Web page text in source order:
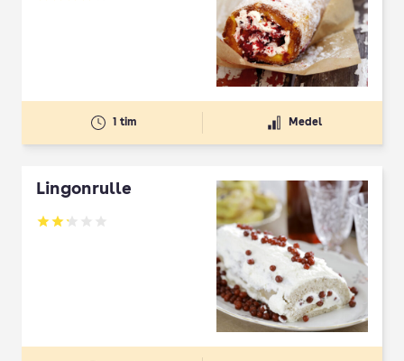
1 tim Medel
Lingonrulle
Betyg: 2.17 av 5